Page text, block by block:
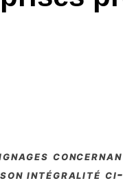
intégralité